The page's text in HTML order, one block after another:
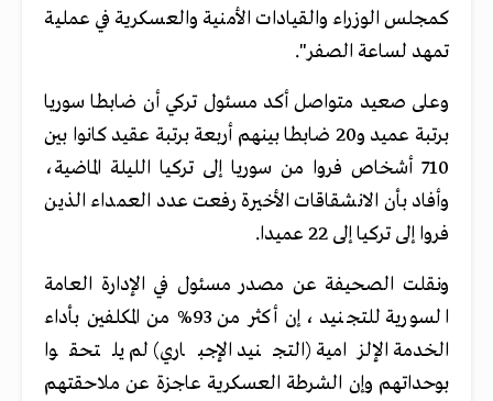
كمجلس الوزراء والقيادات الأمنية والعسكرية في عملية
تمهد لساعة الصفر".
وعلى صعيد متواصل أكد مسئول تركي أن ضابطا سوريا
برتبة عميد و20 ضابطا بينهم أربعة برتبة عقيد كانوا بين
710 أشخاص فروا من سوريا إلى تركيا الليلة الماضية،
وأفاد بأن الانشقاقات الأخيرة رفعت عدد العمداء الذين
فروا إلى تركيا إلى 22 عميدا.
ونقلت الصحيفة عن مصدر مسئول في الإدارة العامة
السورية للتجنيد ، إن أكثر من 93% من المكلفين بأداء
الخدمة الإلزامية (التجنيد الإجباري) لم يلتحقوا
بوحداتهم وإن الشرطة العسكرية عاجزة عن ملاحقتهم